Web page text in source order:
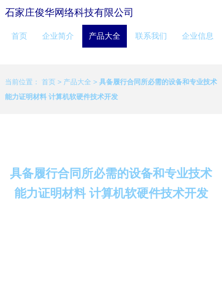
石家庄俊华网络科技有限公司
首页 企业简介 产品大全 联系我们 企业信息
当前位置： 首页 > 产品大全 > 具备履行合同所必需的设备和专业技术
能力证明材料 计算机软硬件技术开发
具备履行合同所必需的设备和专业技术
能力证明材料 计算机软硬件技术开发